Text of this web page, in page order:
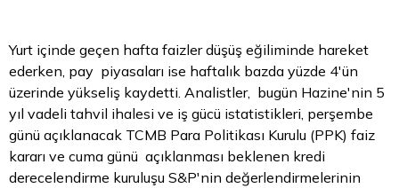
Yurt içinde geçen hafta faizler düşüş eğiliminde hareket
ederken, pay piyasaları ise haftalık bazda yüzde 4'ün
üzerinde yükseliş kaydetti. Analistler, bugün Hazine'nin 5
yıl vadeli tahvil ihalesi ve iş gücü istatistikleri, perşembe
günü açıklanacak TCMB Para Politikası Kurulu (PPK) faiz
kararı ve cuma günü açıklanması beklenen kredi
derecelendirme kuruluşu S&P'nin değerlendirmelerinin